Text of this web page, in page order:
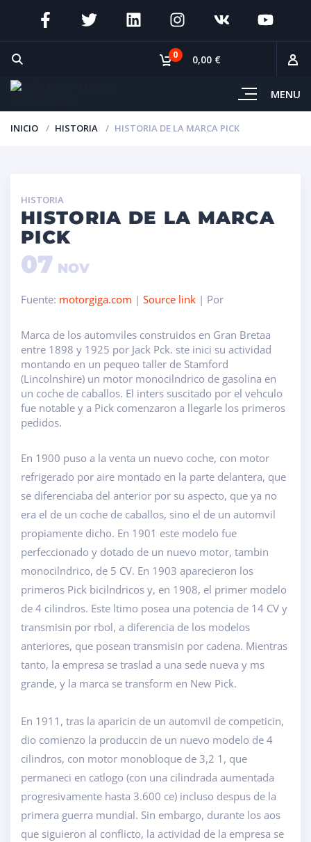
MENU
0 0,00 €
INICIO HISTORIA HISTORIA DE LA MARCA PICK
HISTORIA
HISTORIA DE LA MARCA
PICK
07 NOV
Fuente: motorgiga.com | Source link | Por
Marca de los automviles construidos en Gran Bretaa
entre 1898 y 1925 por Jack Pck. ste inici su actividad
montando en un pequeo taller de Stamford
(Lincolnshire) un motor monocilndrico de gasolina en
un coche de caballos. El inters suscitado por el vehculo
fue notable y a Pick comenzaron a llegarle los primeros
pedidos.
En 1900 puso a la venta un nuevo coche, con motor
refrigerado por aire montado en la parte delantera, que
se diferenciaba del anterior por su aspecto, que ya no
era el de un coche de caballos, sino el de un automvil
propiamente dicho. En 1901 este modelo fue
perfeccionado y dotado de un nuevo motor, tambin
monocilndrico, de 5 CV. En 1903 aparecieron los
primeros Pick bicilndricos y, en 1908, el primer modelo
de 4 cilindros. Este ltimo posea una potencia de 14 CV y
transmisin por rbol, a diferencia de los modelos
anteriores, que posean transmisin por cadena. Mientras
tanto, la empresa se traslad a una sede nueva y ms
grande, y la marca se transform en New Pick.
En 1911, tras la aparicin de un automvil de competicin,
dio comienzo la produccin de un nuevo modelo de 4
cilindros, con motor monobloque de 3,2 1, que
permaneci en catlogo (con una cilindrada aumentada
progresivamente hasta 3.600 ce) incluso despus de la
primera guerra mundial. Sin embargo, durante los aos
que siguieron al conflicto, la actividad de la empresa se